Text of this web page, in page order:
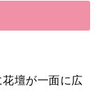
壇が一面に広